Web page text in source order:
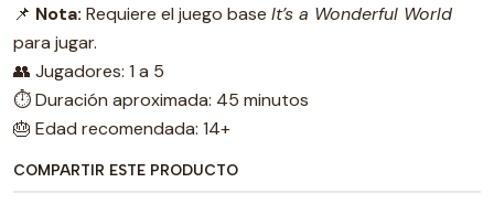
📌 Nota: Requiere el juego base It’s a Wonderful World
para jugar.
👥 Jugadores: 1 a 5
⏱️ Duración aproximada: 45 minutos
🎂 Edad recomendada: 14+
COMPARTIR ESTE PRODUCTO